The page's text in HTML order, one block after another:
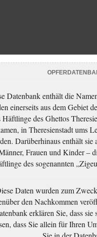
Datenbank enthält die
einerseits aus dem Gebiet
Häftlinge des Ghettos
in Theresienstadt ums
Darüberhinaus enthält
Frauen und Kinder –
des sogenannten
Daten wurden zum
den Nachkommen
erklären Sie, dass sie
dass Sie allein für Ihren